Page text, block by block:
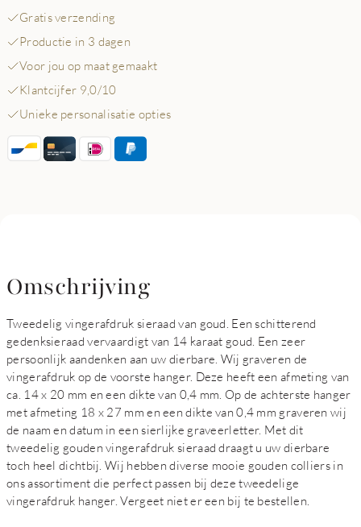
Gratis verzending
Productie in 3 dagen
Voor jou op maat gemaakt
Klantcijfer 9,0/10
Unieke personalisatie opties
Omschrijving
Tweedelig vingerafdruk sieraad van goud. Een schitterend
gedenksieraad vervaardigt van 14 karaat goud. Een zeer
persoonlijk aandenken aan uw dierbare. Wij graveren de
vingerafdruk op de voorste hanger. Deze heeft een afmeting van
ca. 14 x 20 mm en een dikte van 0,4 mm. Op de achterste hanger
met afmeting 18 x 27 mm en een dikte van 0,4 mm graveren wij
de naam en datum in een sierlijke graveerletter. Met dit
tweedelig gouden vingerafdruk sieraad draagt u uw dierbare
toch heel dichtbij. Wij hebben diverse mooie gouden colliers in
ons assortiment die perfect passen bij deze tweedelige
vingerafdruk hanger. Vergeet niet er een bij te bestellen.